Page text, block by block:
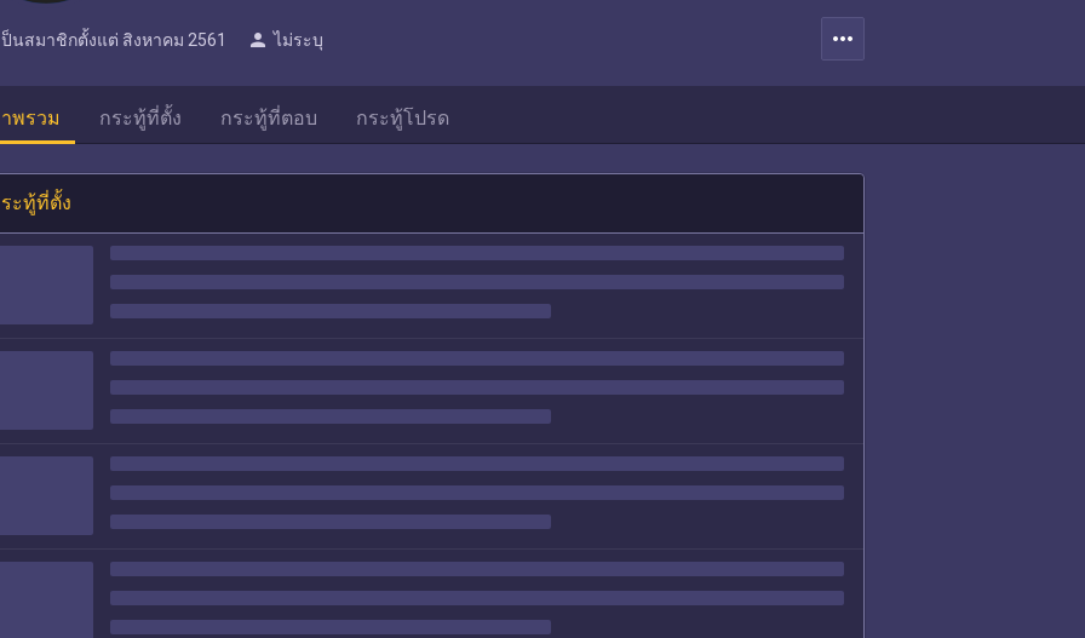
ป็นสมาชิกตั้งแต่ สิงหาคม 2561 person ไม่ระบุ more_horiz
พรวม กระทู้ที่ตั้ง กระทู้ที่ตอบ กระทู้โปรด
ะทู้ที่ตั้ง